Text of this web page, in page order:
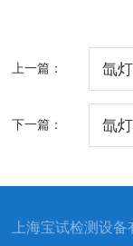
上一篇： 氙
下一篇： 氙
上海宝试检测设